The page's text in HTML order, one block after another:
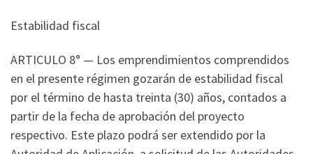
Estabilidad fiscal
ARTICULO 8° — Los emprendimientos comprendidos
en el presente régimen gozarán de estabilidad fiscal
por el término de hasta treinta (30) años, contados a
partir de la fecha de aprobación del proyecto
respectivo. Este plazo podrá ser extendido por la